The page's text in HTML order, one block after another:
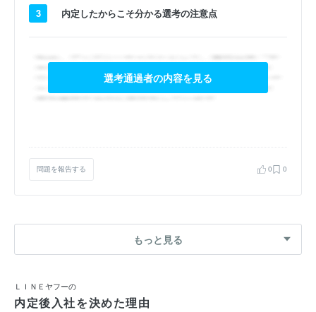
3 内定したからこそ分かる選考の注意点
選考通過者の内容を見る
問題を報告する 0 0
もっと見る
ＬＩＮＥヤフーの
内定後入社を決めた理由